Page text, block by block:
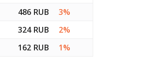
486 RUB
3%
324 RUB
2%
162 RUB
1%